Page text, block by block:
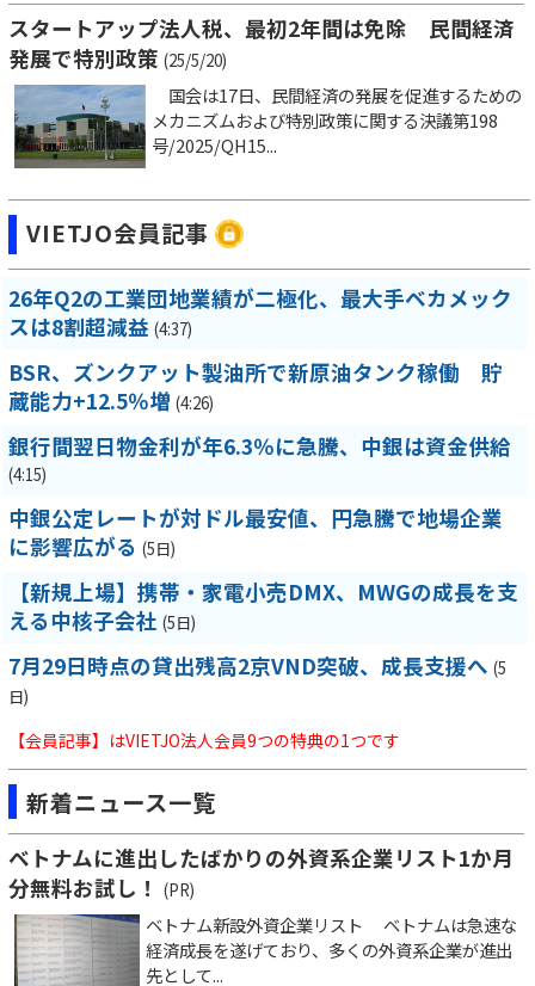
スタートアップ法人税、最初2年間は免除 民間経済
発展で特別政策 (25/5/20)
国会は17日、民間経済の発展を促進するための
メカニズムおよび特別政策に関する決議第198
号/2025/QH15...
VIETJO会員記事
26年Q2の工業団地業績が二極化、最大手ベカメック
スは8割超減益 (4:37)
BSR、ズンクアット製油所で新原油タンク稼働 貯
蔵能力+12.5％増 (4:26)
銀行間翌日物金利が年6.3％に急騰、中銀は資金供給
(4:15)
中銀公定レートが対ドル最安値、円急騰で地場企業
に影響広がる (5日)
【新規上場】携帯・家電小売DMX、MWGの成長を支
える中核子会社 (5日)
7月29日時点の貸出残高2京VND突破、成長支援へ (5
日)
【会員記事】はVIETJO法人会員9つの特典の1つです
新着ニュース一覧
ベトナムに進出したばかりの外資系企業リスト1か月
分無料お試し！
(PR)
ベトナム新設外資企業リスト ベトナムは急速な
経済成長を遂げており、多くの外資系企業が進出
先として...